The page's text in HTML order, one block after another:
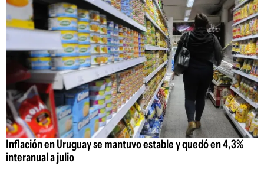
Inflación en Uruguay se mantuvo estable y quedó en 4,3%
interanual a julio